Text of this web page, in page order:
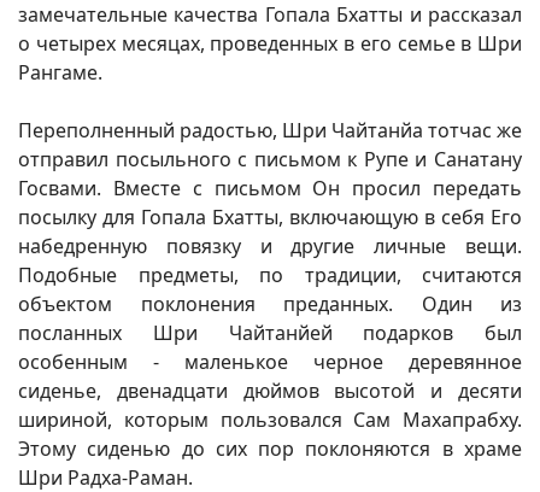
замечательные качества Гопала Бхатты и рассказал
о четырех месяцах, проведенных в его семье в Шри
Рангаме.
Переполненный радостью, Шри Чайтанйа тотчас же
отправил посыльного с письмом к Рупе и Санатану
Госвами. Вместе с письмом Он просил передать
посылку для Гопала Бхатты, включающую в себя Его
набедренную повязку и другие личные вещи.
Подобные предметы, по традиции, считаются
объектом поклонения преданных. Один из
посланных Шри Чайтанйей подарков был
особенным - маленькое черное деревянное
сиденье, двенадцати дюймов высотой и десяти
шириной, которым пользовался Сам Махапрабху.
Этому сиденью до сих пор поклоняются в храме
Шри Радха-Раман.